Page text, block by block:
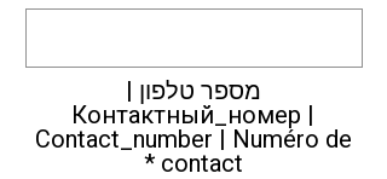
מספר טלפון |
Контактный_номер |
Contact_number | Numéro de
contact